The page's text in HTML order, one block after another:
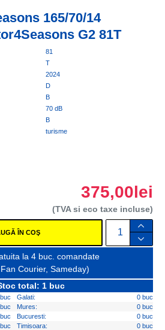
165/70/14
G2 81T
81
T
2024
D
B
70 dB
B
turisme
375,00lei
(TVA si eco taxe incluse)
ÎN COŞ
la 4 buc. comandate
Courier, Sameday)
total: 1 buc
Galati:
0 buc
Mures:
0 buc
Bucuresti:
0 buc
Timisoara:
0 buc